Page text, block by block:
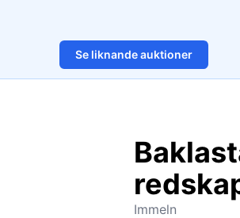
Se liknande auktioner
1/63
Immeln